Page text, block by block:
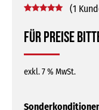
Für Preise
5.00
basierend
Kundenbewertung
(1
exkl. 7 % MwSt.